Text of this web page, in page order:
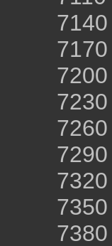
7140
7170
7200
7230
7260
7290
7320
7350
7380